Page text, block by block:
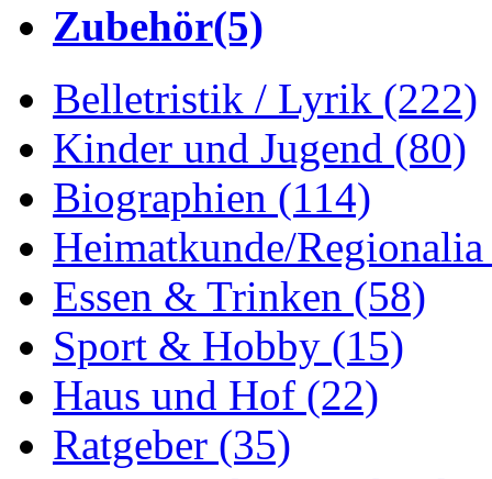
Zubehör(5)
Belletristik / Lyrik (222)
Kinder und Jugend (80)
Biographien (114)
Heimatkunde/
Essen & Trinken (58)
Sport & Hobby (15)
Haus und Hof (22)
Ratgeber (35)